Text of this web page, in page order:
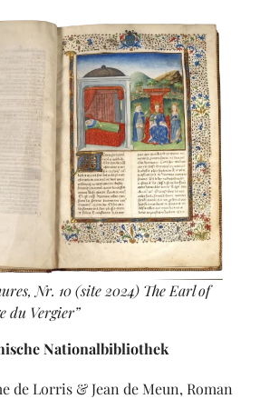
Nr. 10 (site 2024) The Earl of
du Vergier”
Nationalbibliothek
de Lorris & Jean de Meun, Roman